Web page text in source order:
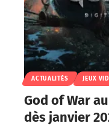
ACTUALITÉS JEUX
God of War
dès janvier